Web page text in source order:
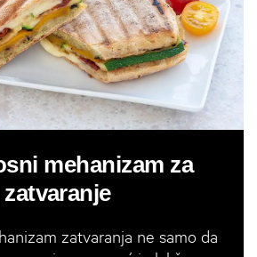
mehanizam za
zatvaranje
zatvaranja ne samo da